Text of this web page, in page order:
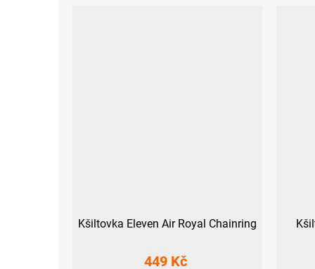
Kšiltovka Eleven Air Royal Chainring
449 Kč